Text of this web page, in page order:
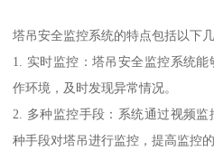
塔吊安全监控系统的特点包括以下几
1. 实时监控：塔吊安全监控系统
作环境，及时发现异常情况。
2. 多种监控手段：系统通过视频
种手段对塔吊进行监控，提高监控